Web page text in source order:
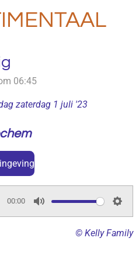
06:45
zaterdag 1 juli '23
00:00
M
S
e
© Kelly Family